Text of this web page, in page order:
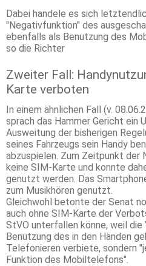
Dabei handele es sich
"Negativfunktion" des
ebenfalls als Benutzung des
so die Richter
Zweiter Fall:
Karte verboten
In einem ähnlichen Fall (v.
sprach das Hammer Gericht ein
Ausweitung der bisherigen
seines Fahrzeugs sein Handy
abzuspielen. Zum Zeitpunkt der
keine SIM-Karte und konnte
genutzt werden. Das
zum Musikhören genutzt.
Gleichwohl betonte der Senat
auch ohne SIM-Karte der
StVO unterfallen könne, weil
Benutzung des in den Händen
Telefonieren verbiete, sondern
Funktion des Mobiltelefons".